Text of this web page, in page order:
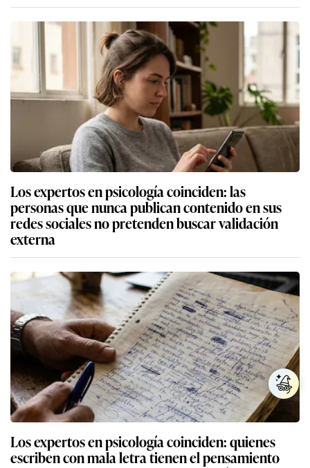
Los expertos en psicología coinciden: las
personas que nunca publican contenido en sus
redes sociales no pretenden buscar validación
externa
Los expertos en psicología coinciden: quienes
escriben con mala letra tienen el pensamiento